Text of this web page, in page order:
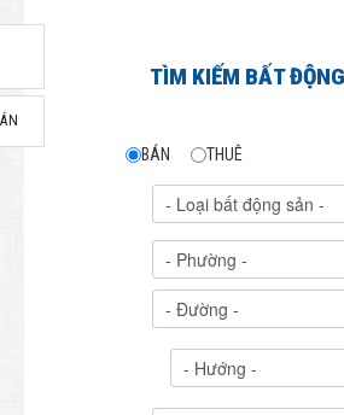
Biệt thự - Nhà Biệt lập
Nhà Liên kế - Nhà phố
Đất Liên kế - Đất phố
Đất Nông nghiệp
BẤT ĐỘNG SẢN CHO THUÊ
TÌM KIẾM BẤT
BÁN THUÊ